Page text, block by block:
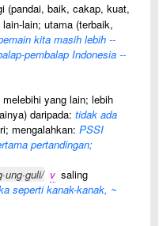
(pandai, baik, cakap, kuat,
lain; utama (terbaik,
kita masih lebih --
pembalap Indonesia --
melebihi yang lain; lebih
daripada: tidak ada
mengalahkan: PSSI
pertandingan;
v saling
seperti kanak-kanak, ~